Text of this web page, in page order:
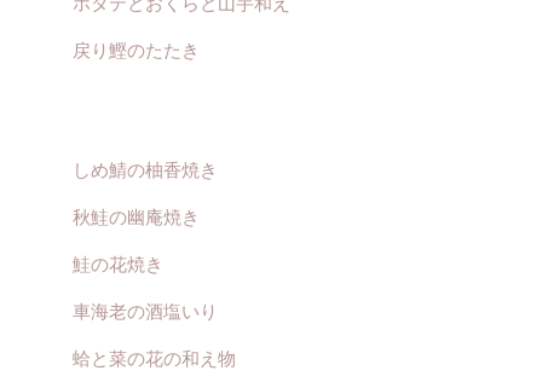
戻り鰹のたたき
しめ鯖の柚香焼き
秋鮭の幽庵焼き
鮭の花焼き
車海老の酒塩いり
蛤と菜の花の和え物